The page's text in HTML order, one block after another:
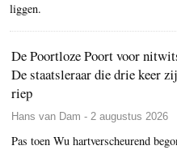
liggen.
De Poortloze Poort voor
De staatsleraar die drie keer
riep
Hans van Dam - 2 augustus 2026
Pas toen Wu hartverscheurend